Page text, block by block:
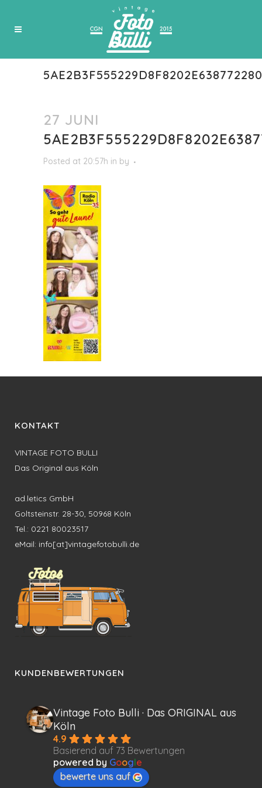
27 JUNI
Posted at 20:57h in by
KONTAKT
VINTAGE FOTO BULLI
Das Original aus Köln
ad.letics GmbH
Goltsteinstr. 28-30, 50968 Köln
Tel.: 0221 80023517
eMail: info[at]vintagefotobulli.de
KUNDENBEWERTUNGEN
Vintage Foto Bulli · Das ORIGINAL aus
Köln
4.9
Basierend auf 73 Bewertungen
powered by Google
bewerte uns auf